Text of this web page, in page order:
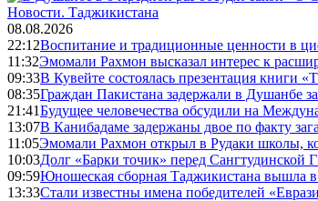
Новости. Таджикистана
08.08.2026
22:12Воспитание и традиционные ценности в
11:32Эмомали Рахмон высказал интерес к
09:33В Кувейте состоялась презентация книги
08:35Граждан Пакистана задержали в Душанбе
21:41Будущее человечества обсудили на
13:07В Канибадаме задержаны двое по факту
11:05Эмомали Рахмон открыл в Рудаки школы,
10:03Долг «Барки точик» перед Сангтудинской
09:59Юношеская сборная Таджикистана вышла
13:33Стали известны имена победителей